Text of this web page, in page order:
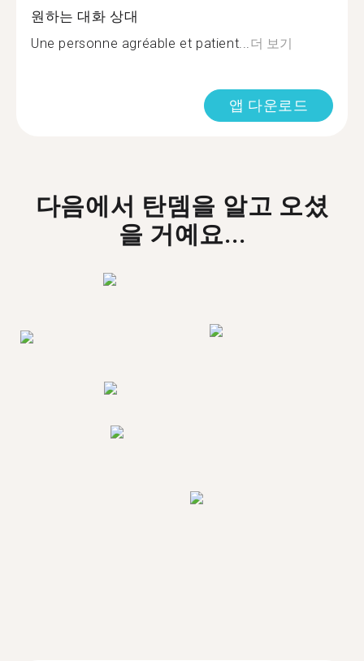
원하는 대화 상대
Une personne agréable et patient...더 보기
앱 다운로드
다음에서 탄뎀을 알고 오셨
을 거예요...